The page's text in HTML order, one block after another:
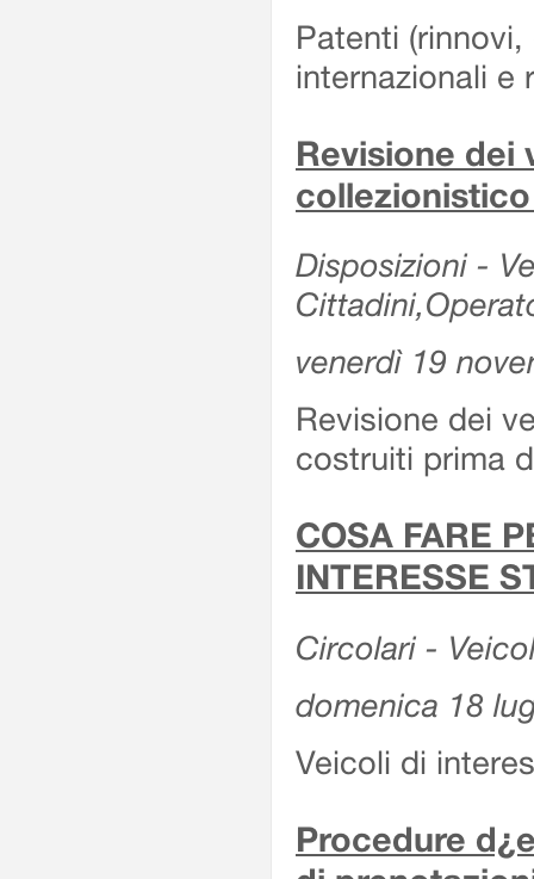
Patenti
internazionali e
Revisione dei
Disposizioni -
venerdì 19
Revisione dei
costruiti prima
COSA FARE
INTERESSE
Circolari -
domenica 18
Veicoli di
Procedure